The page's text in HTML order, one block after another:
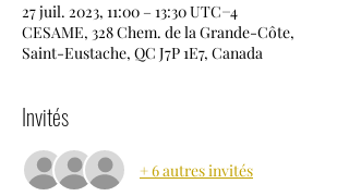
27 juil. 2023, 11:00 – 13:30 UTC−4
CESAME, 328 Chem. de la Grande-Côte,
Saint-Eustache, QC J7P 1E7, Canada
Invités
+ 6 autres invités